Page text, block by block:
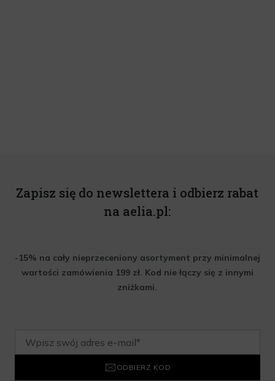
Zapisz się do newslettera i odbierz rabat
na aelia.pl:
-15% na cały nieprzeceniony asortyment przy minimalnej
wartości zamówienia 199 zł. Kod nie łączy się z innymi
zniżkami.
ODBIERZ KOD